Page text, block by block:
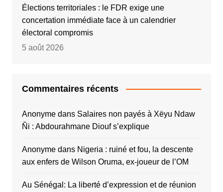
Élections territoriales : le FDR exige une
concertation immédiate face à un calendrier
électoral compromis
5 août 2026
Commentaires récents
Anonymedans Salaires non payés à Xëyu Ndaw
Ñi : Abdourahmane Diouf s’explique
Anonymedans Nigeria : ruiné et fou, la descente
aux enfers de Wilson Oruma, ex-joueur de l’OM
Au Sénégal: La liberté d’expression et de réunion